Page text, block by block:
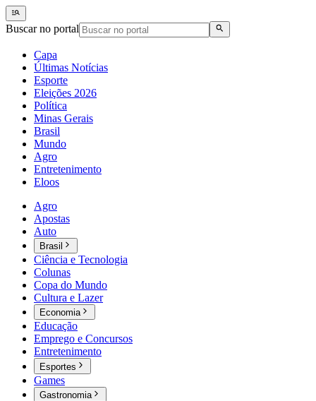
Buscar no portal
Capa
Últimas Notícias
Esporte
Eleições 2026
Política
Minas Gerais
Brasil
Mundo
Agro
Entretenimento
Eloos
Agro
Apostas
Auto
Brasil
Ciência e Tecnologia
Colunas
Copa do Mundo
Cultura e Lazer
Economia
Educação
Emprego e Concursos
Entretenimento
Esportes
Games
Gastronomia